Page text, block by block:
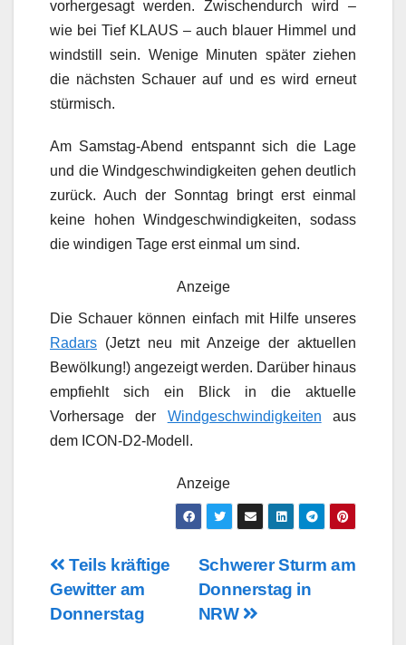
vorhergesagt werden. Zwischendurch wird –
wie bei Tief KLAUS – auch blauer Himmel und
windstill sein. Wenige Minuten später ziehen
die nächsten Schauer auf und es wird erneut
stürmisch.
Am Samstag-Abend entspannt sich die Lage
und die Windgeschwindigkeiten gehen deutlich
zurück. Auch der Sonntag bringt erst einmal
keine hohen Windgeschwindigkeiten, sodass
die windigen Tage erst einmal um sind.
Anzeige
Die Schauer können einfach mit Hilfe unseres
Radars (Jetzt neu mit Anzeige der aktuellen
Bewölkung!) angezeigt werden. Darüber hinaus
empfiehlt sich ein Blick in die aktuelle
Vorhersage der Windgeschwindigkeiten aus
dem ICON-D2-Modell.
Anzeige
Beitragsnavigation
Schwerer Sturm am
Donnerstag in
NRW
Teils kräftige
Gewitter am
Donnerstag